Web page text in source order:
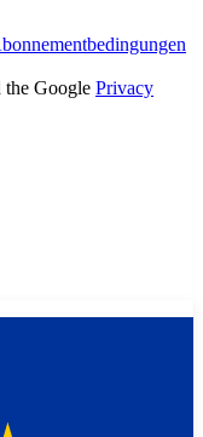
Google Privacy